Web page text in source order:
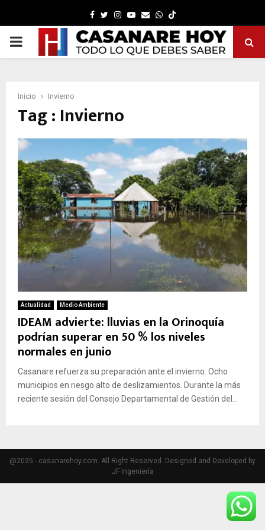
Facebook
TwitterInstagram
Youtube
EmailWhatsapp
PRIMARY
Inicio Invierno
Tag : Invierno
Actualidad Medio Ambiente
IDEAM advierte: lluvias en la Orinoquía
podrían superar en 50 % los niveles
normales en junio
Casanare refuerza su preparación ante el invierno. Ocho
municipios en riesgo alto de deslizamientos. Durante la más
reciente sesión del Consejo Departamental de Gestión del...
@2025 - casanarehoy.com. All Right Reserved. Designed and Developed by
JF Ingeniería